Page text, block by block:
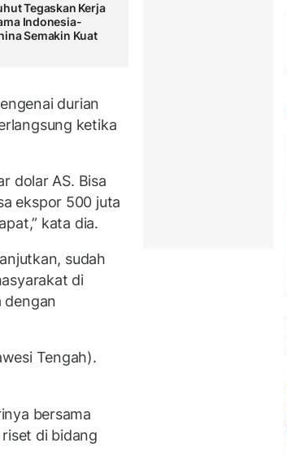
Tegaskan Kerja
Indonesia-
Semakin Kuat
durian
ketika
dolar AS. Bisa
ekspor 500 juta
kata dia.
sudah
di
dengan
Tengah).
bersama
di bidang